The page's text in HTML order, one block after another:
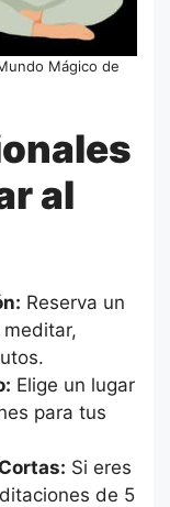
Mágico de
al
Reserva un
Elige un lugar
para tus
Si eres
de 5